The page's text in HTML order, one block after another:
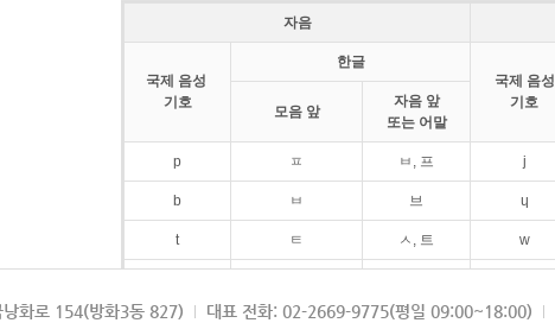
자음
국제 음성
기호
한글
국제 음성
기호
모음 앞
자음 앞
또는 어말
p ㅍ ㅂ, 프 j
b ㅂ 브 ɥ
t ㅌ ㅅ, 트 w
k ㅋ ㄱ, 크
화로 154(방화3동 827) 대표 전화: 02-2669-9775(평일 09:00~18:00)